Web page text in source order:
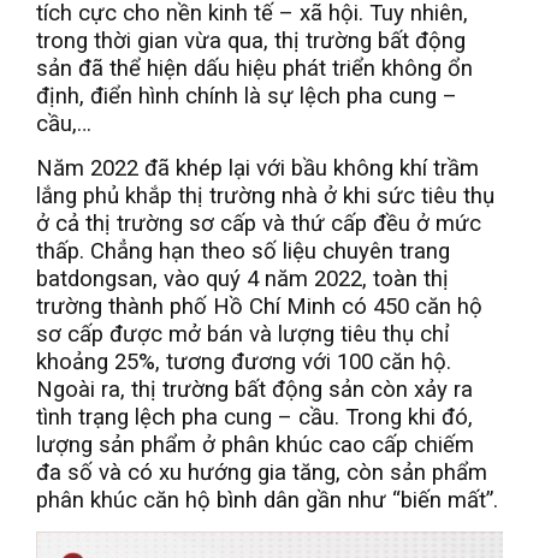
tích cực cho nền kinh tế – xã hội. Tuy nhiên,
trong thời gian vừa qua, thị trường bất động
sản đã thể hiện dấu hiệu phát triển không ổn
định, điển hình chính là sự lệch pha cung –
cầu,…
Năm 2022 đã khép lại với bầu không khí trầm
lắng phủ khắp thị trường nhà ở khi sức tiêu thụ
ở cả thị trường sơ cấp và thứ cấp đều ở mức
thấp. Chẳng hạn theo số liệu chuyên trang
batdongsan, vào quý 4 năm 2022, toàn thị
trường thành phố Hồ Chí Minh có 450 căn hộ
sơ cấp được mở bán và lượng tiêu thụ chỉ
khoảng 25%, tương đương với 100 căn hộ.
Ngoài ra, thị trường bất động sản còn xảy ra
tình trạng lệch pha cung – cầu. Trong khi đó,
lượng sản phẩm ở phân khúc cao cấp chiếm
đa số và có xu hướng gia tăng, còn sản phẩm
phân khúc căn hộ bình dân gần như “biến mất”.